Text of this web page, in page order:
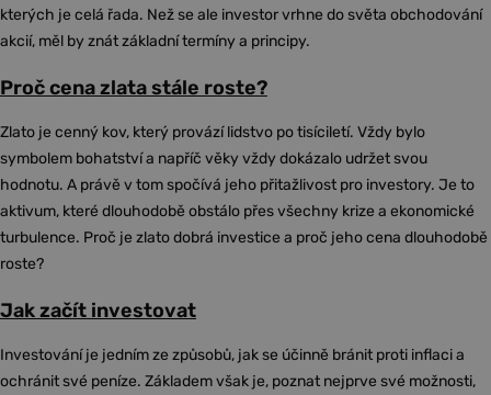
kterých je celá řada. Než se ale investor vrhne do světa obchodování
akcií, měl by znát základní termíny a principy.
Proč cena zlata stále roste?
Zlato je cenný kov, který provází lidstvo po tisíciletí. Vždy bylo
symbolem bohatství a napříč věky vždy dokázalo udržet svou
hodnotu. A právě v tom spočívá jeho přitažlivost pro investory. Je to
aktivum, které dlouhodobě obstálo přes všechny krize a ekonomické
turbulence. Proč je zlato dobrá investice a proč jeho cena dlouhodobě
roste?
Jak začít investovat
Investování je jedním ze způsobů, jak se účinně bránit proti inflaci a
ochránit své peníze. Základem však je, poznat nejprve své možnosti,